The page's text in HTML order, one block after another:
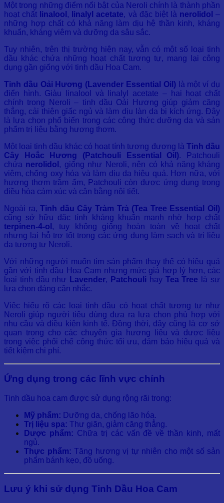
Một trong những điểm nổi bật của Neroli chính là thành phần
hoạt chất linalool , linalyl acetate, và đặc biệt là nerolidol –
những hợp chất có khả năng làm dịu hệ thần kinh, kháng
khuẩn, kháng viêm và dưỡng da sâu sắc.
Tuy nhiên, trên thị trường hiện nay, vẫn có một số loại tinh
dầu khác chứa những hoạt chất tương tự, mang lại công
dụng gần giống với tinh dầu Hoa Cam.
Tinh dầu Oải Hương (Lavender Essential Oil)là một ví dụ
điển hình. Giàu linalool và linalyl acetate – hai hoạt chất
chính trong Neroli – tinh dầu Oải Hương giúp giảm căng
thẳng, cải thiện giấc ngủ và làm dịu làn da bị kích ứng. Đây
là lựa chọn phổ biến trong các công thức dưỡng da và sản
phẩm trị liệu bằng hương thơm.
Một loại tinh dầu khác có hoạt tính tương đương là Tinh dầu
Cây Hoắc Hương (Patchouli Essential Oil). Patchouli
chứa nerolidol , giống như Neroli, nên có khả năng kháng
viêm, chống oxy hóa và làm dịu da hiệu quả. Hơn nữa, với
hương thơm trầm ấm, Patchouli còn được ứng dụng trong
điều hòa cảm xúc và cân bằng nội tiết.
Ngoài ra,Tinh dầu Cây Tràm Trà (Tea Tree Essential Oil)
cũng sở hữu đặc tính kháng khuẩn mạnh nhờ hợp chất
terpinen-4-ol , tuy không giống hoàn toàn về hoạt chất
nhưng lại hỗ trợ tốt trong các ứng dụng làm sạch và trị liệu
da tương tự Neroli.
Với những người muốn tìm sản phẩm thay thế có hiệu quả
gần với tinh dầu Hoa Cam nhưng mức giá hợp lý hơn, các
loại tinh dầu như Lavender, Patchouli hay Tea Tree là sự
lựa chọn đáng cân nhắc.
Việc hiểu rõ các loại tinh dầu có hoạt chất tương tự như
Neroli giúp người tiêu dùng đưa ra lựa chọn phù hợp với
nhu cầu và điều kiện kinh tế. Đồng thời, đây cũng là cơ sở
quan trọng cho các chuyên gia hương liệu và dược liệu
trong việc phối chế công thức tối ưu, đảm bảo hiệu quả và
tiết kiệm chi phí.
Ứng dụng trong các lĩnh vực chính
Tinh dầu hoa cam được sử dụng rộng rãi trong:
Mỹ phẩm: Dưỡng da, chống lão hóa.
Trị liệu spa: Thư giãn, giảm căng thẳng.
Dược phẩm: Chữa trị các vấn đề về thần kinh, mất
ngủ.
Thực phẩm: Tăng hương vị tự nhiên cho một số sản
phẩm bánh kẹo, đồ uống.
Lưu ý khi sử dụng Tinh Dầu Hoa Cam